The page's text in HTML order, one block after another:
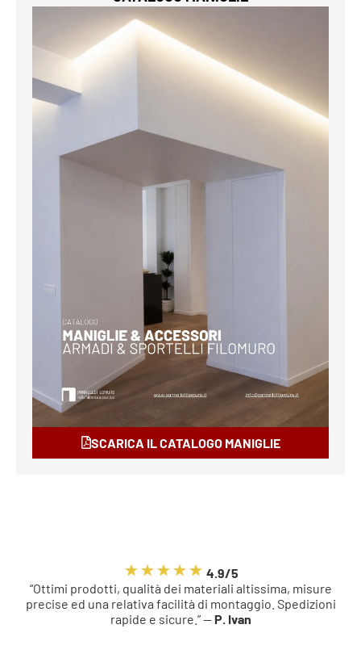
SCARICA IL CATALOGO MANIGLIE
4.9/5
“Ottimi prodotti, qualità dei materiali altissima, misure
precise ed una relativa facilità di montaggio. Spedizioni
rapide e sicure.” — P. Ivan